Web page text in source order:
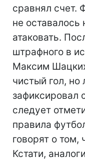
сравнял счет.
не оставалось
атаковать.
штрафного в
Максим
чистый гол, но
зафиксировал
следует
правила
говорят о том,
Кстати,